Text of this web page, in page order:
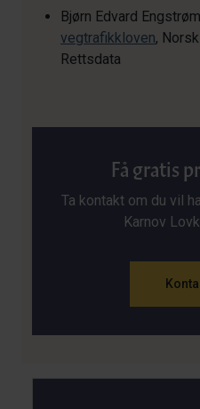
Bjørn Edvard
vegtrafikkloven,
Rettsdata
Få gratis
Ta kontakt om du vil
Karnov